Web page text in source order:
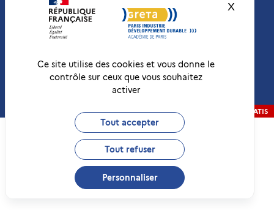
Ce site utilise des cookies et vous donne le
contrôle sur ceux que vous souhaitez
activer
Tout accepter
Tout refuser
Personnaliser
X
CONDITIONS
GÉNÉRALES DE VENTE
MENTIONS LÉGALES
STRATIS